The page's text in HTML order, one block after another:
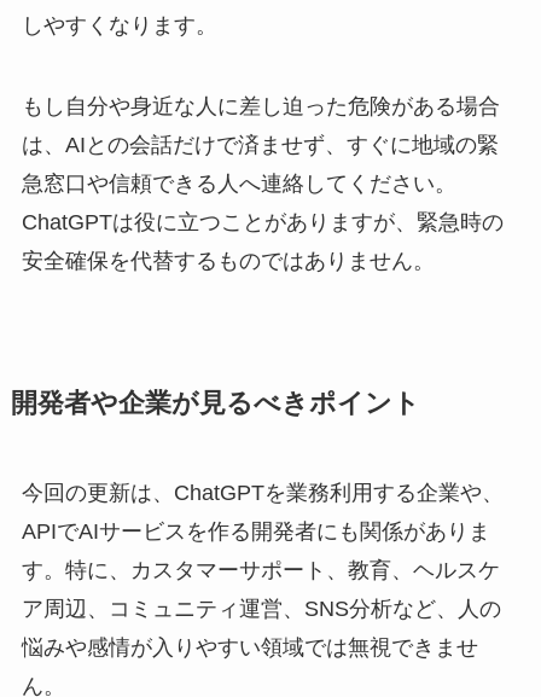
しやすくなります。
もし自分や身近な人に差し迫った危険がある場合
は、AIとの会話だけで済ませず、すぐに地域の緊
急窓口や信頼できる人へ連絡してください。
ChatGPTは役に立つことがありますが、緊急時の
安全確保を代替するものではありません。
開発者や企業が見るべきポイント
今回の更新は、ChatGPTを業務利用する企業や、
APIでAIサービスを作る開発者にも関係がありま
す。特に、カスタマーサポート、教育、ヘルスケ
ア周辺、コミュニティ運営、SNS分析など、人の
悩みや感情が入りやすい領域では無視できませ
ん。